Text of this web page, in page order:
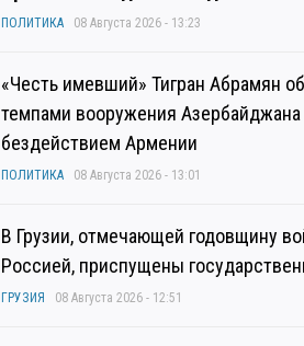
ПОЛИТИКА 08 Августа 2026 - 13:23
«Честь имевший» Тигран Абрамян
темпами вооружения Азербайджана
бездействием Армении
ПОЛИТИКА 08 Августа 2026 - 13:01
В Грузии, отмечающей годовщину
Россией, приспущены
ГРУЗИЯ 08 Августа 2026 - 12:51